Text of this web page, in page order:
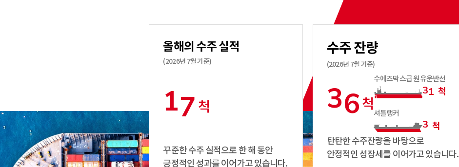
올해의 수주 실적
(2026년 7월 기준)
1
1
7
6
척
꾸준한 수주 실적으로 한 해 동안
긍정적인 성과를 이어가고 있습니다.
수주 잔량
(2026년 7월 기준)
3
3
6
5
척
수에즈막스급 원유운반선
31 척
셔틀탱커
3
2
척
탄탄한 수주잔량을 바탕으로
안정적인 성장세를 이어가고 있습니다.